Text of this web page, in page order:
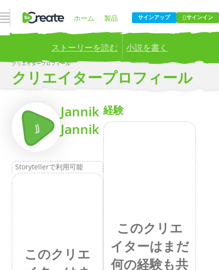
ナビゲーションを開く ホーム 製品
価格設定 ブログ
会社
サインアップ サインイン
ストーリーを読む 小説を書く
Publish your stories to a global audience. Try it now!
クリエイタープロフィール
クリエイタープロフィール
JJ
Jannik
Jannik
Storytellerで利用可能
このクリエ
経験
このクリエ
イターはまだ
何の経験も共